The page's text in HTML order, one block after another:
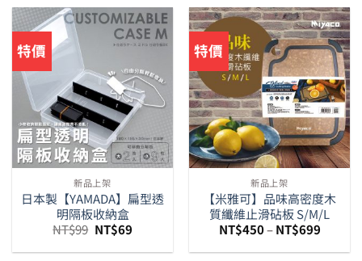
NT$269。NT$229。 NT$99。NT$79。
特價
新品上架
日本製【YAMADA】扁型透
明隔板收納盒
NT$99 原
始
價
NT$69目
價
特價
新品上架
【米雅可】品味高密度木
質纖維止滑砧板 S/M/L
NT$450–NT$699